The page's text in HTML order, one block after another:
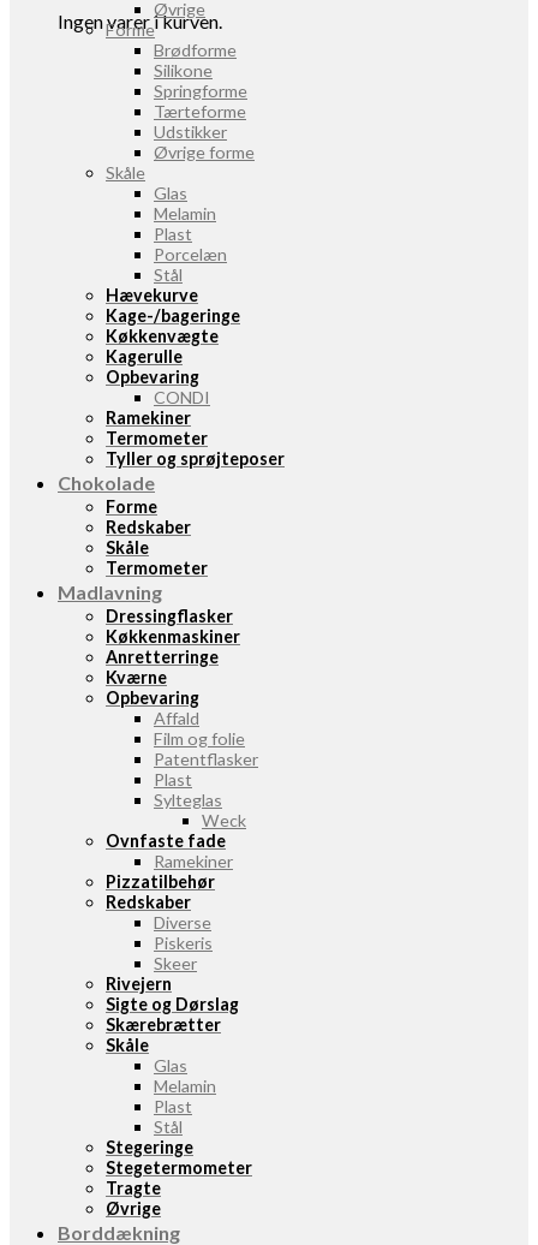
Ingen varer i kurven.
Øvrige
Forme
Brødforme
Silikone
Springforme
Tærteforme
Udstikker
Øvrige forme
Skåle
Glas
Melamin
Plast
Porcelæn
Stål
Hævekurve
Kage-/bageringe
Køkkenvægte
Kagerulle
Opbevaring
CONDI
Ramekiner
Termometer
Tyller og sprøjteposer
Chokolade
Forme
Redskaber
Skåle
Termometer
Madlavning
Dressingflasker
Køkkenmaskiner
Anretterringe
Kværne
Opbevaring
Affald
Film og folie
Patentflasker
Plast
Sylteglas
Weck
Ovnfaste fade
Ramekiner
Pizzatilbehør
Redskaber
Diverse
Piskeris
Skeer
Rivejern
Sigte og Dørslag
Skærebrætter
Skåle
Glas
Melamin
Plast
Stål
Stegeringe
Stegetermometer
Tragte
Øvrige
Borddækning